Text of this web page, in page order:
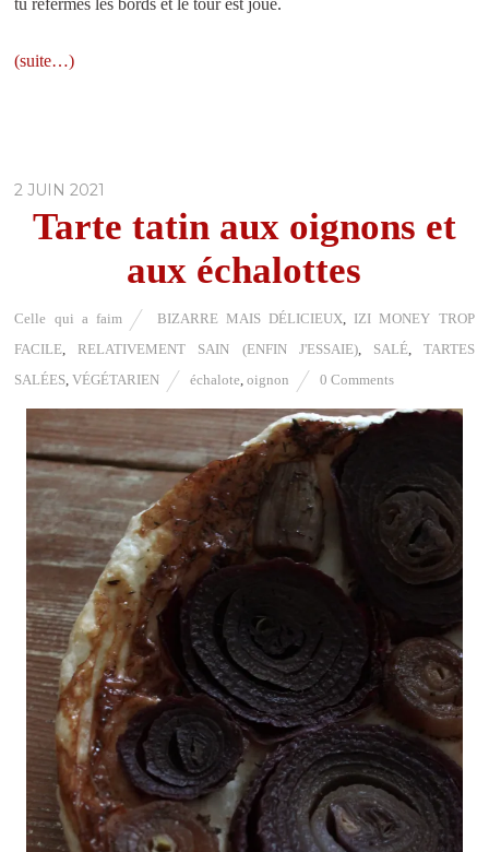
(suite…)
2 JUIN 2021
Tarte tatin aux oignons et
aux échalottes
Celle qui a faim BIZARRE MAIS DÉLICIEUX
IZI MONEY TROP
FACILE ,RELATIVEMENT SAIN (ENFIN J'ESSAIE), SALÉ, TARTES
SALÉES ,VÉGÉTARIEN échalote ,oignon 0 Comments